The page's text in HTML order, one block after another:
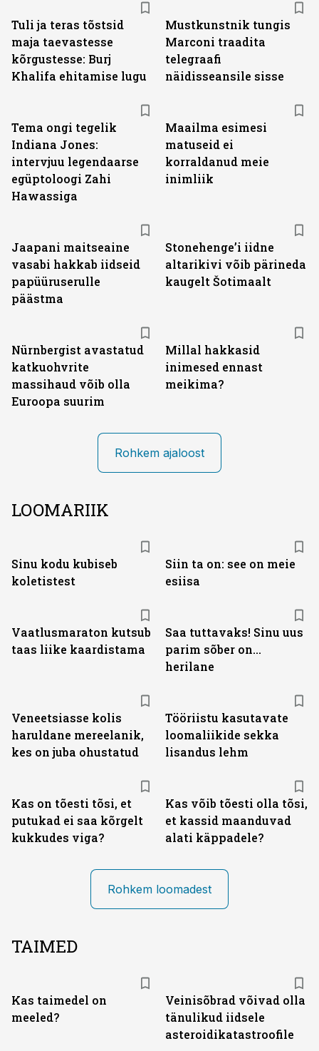
Tuli ja teras tõstsid
maja taevastesse
kõrgustesse: Burj
Khalifa ehitamise lugu
Mustkunstnik tungis
Marconi traadita
telegraafi
näidisseansile sisse
Tema ongi tegelik
Indiana Jones:
intervjuu legendaarse
egüptoloogi Zahi
Hawassiga
Maailma esimesi
matuseid ei
korraldanud meie
inimliik
Jaapani maitseaine
vasabi hakkab iidseid
papüüruserulle
päästma
Stonehenge’i iidne
altarikivi võib pärineda
kaugelt Šotimaalt
Nürnbergist avastatud
katkuohvrite
massihaud võib olla
Euroopa suurim
Millal hakkasid
inimesed ennast
meikima?
Rohkem ajaloost
LOOMARIIK
Sinu kodu kubiseb
koletistest
Siin ta on: see on meie
esiisa
Vaatlusmaraton kutsub
taas liike kaardistama
Saa tuttavaks! Sinu uus
parim sõber on...
herilane
Veneetsiasse kolis
haruldane mereelanik,
kes on juba ohustatud
Tööriistu kasutavate
loomaliikide sekka
lisandus lehm
Kas on tõesti tõsi, et
putukad ei saa kõrgelt
kukkudes viga?
Kas võib tõesti olla tõsi,
et kassid maanduvad
alati käppadele?
Rohkem loomadest
TAIMED
Kas taimedel on
meeled?
Veinisõbrad võivad olla
tänulikud iidsele
asteroidikatastroofile